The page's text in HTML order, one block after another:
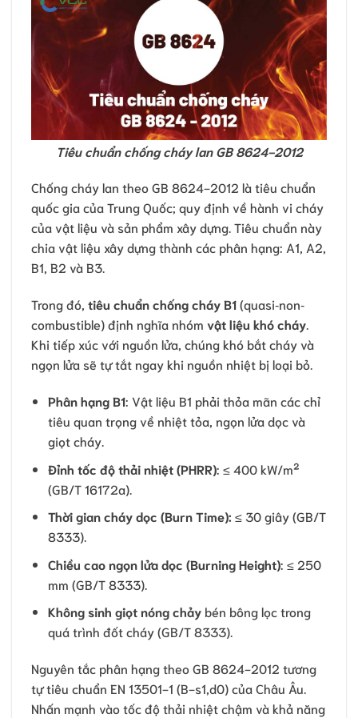
Tiêu chuẩn chống cháy lan GB 8624-2012
Chống cháy lan theo GB 8624-2012 là tiêu chuẩn
quốc gia của Trung Quốc; quy định về hành vi cháy
của vật liệu và sản phẩm xây dựng. Tiêu chuẩn này
chia vật liệu xây dựng thành các phân hạng: A1, A2,
B1, B2 và B3.
Trong đó, tiêu chuẩn chống cháy B1(quasi‐non‐
combustible) định nghĩa nhóm vật liệu khó cháy
Khi tiếp xúc với nguồn lửa, chúng khó bắt cháy và
ngọn lửa sẽ tự tắt ngay khi nguồn nhiệt bị loại bỏ.
Phân hạng B1: Vật liệu B1 phải thỏa mãn các chỉ
tiêu quan trọng về nhiệt tỏa, ngọn lửa dọc và
giọt cháy.
Đỉnh tốc độ thải nhiệt (PHRR): ≤ 400 kW/m²
(GB/T 16172a).
Thời gian cháy dọc (Burn Time): ≤ 30 giây (GB/T
8333).
Chiều cao ngọn lửa dọc (Burning Height): ≤ 250
mm (GB/T 8333).
Không sinh giọt nóng chảy bén bông lọc trong
quá trình đốt cháy (GB/T 8333).
Nguyên tắc phân hạng theo GB 8624-2012 tương
tự tiêu chuẩn EN 13501-1 (B-s1,d0) của Châu Âu.
Nhấn mạnh vào tốc độ thải nhiệt chậm và khả năng